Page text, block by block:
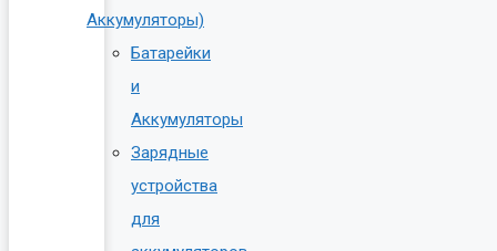
Аккумуляторы)
Батарейки
и
Аккумуляторы
Зарядные
устройства
для